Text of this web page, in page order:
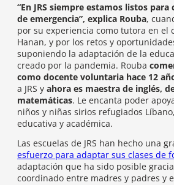
“En JRS siempre estamos listos
de emergencia”, explica Rouba,
por su experiencia como tutora en el
Hanan, y por los retos y
suponiendo la adaptación de la
creado por la pandemia. Rouba
como docente voluntaria hace 12
a JRS y ahora es maestra de inglés,
matemáticas. Le encanta poder
niños y niñas sirios refugiados
educativa y académica.
Las escuelas de JRS han hecho una
esfuerzo para adaptar sus clases de
adaptación que ha sido posible
coordinado entre madres y padres y